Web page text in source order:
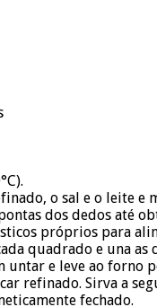
o sal e o leite e
dos dedos até
próprios para
quadrado e una
untar e leve ao forno
refinado. Sirva a
fechado.